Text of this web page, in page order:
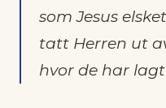
som Jesus
tatt Herren ut
hvor de har